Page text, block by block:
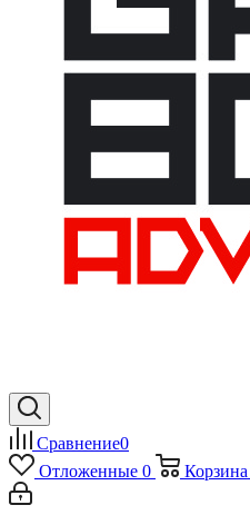
Сравнение0
Отложенные 0 Корзина